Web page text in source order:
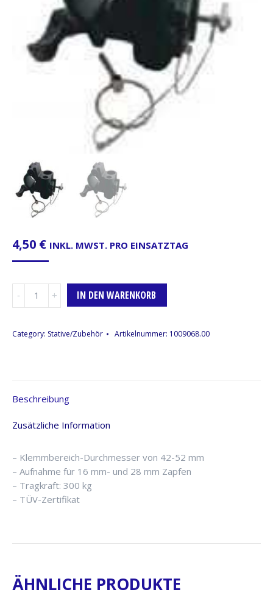
4,50 € INKL. MWST. PRO EINSATZTAG
C350NBK
IN DEN WARENKORB
Category: Stative/Zubehör Artikelnummer: 1009068.00
Beschreibung
Zusätzliche Information
– Klemmbereich-Durchmesser von 42-52 mm
– Aufnahme für 16 mm- und 28 mm Zapfen
– Tragkraft: 300 kg
– TÜV-Zertifikat
ÄHNLICHE PRODUKTE